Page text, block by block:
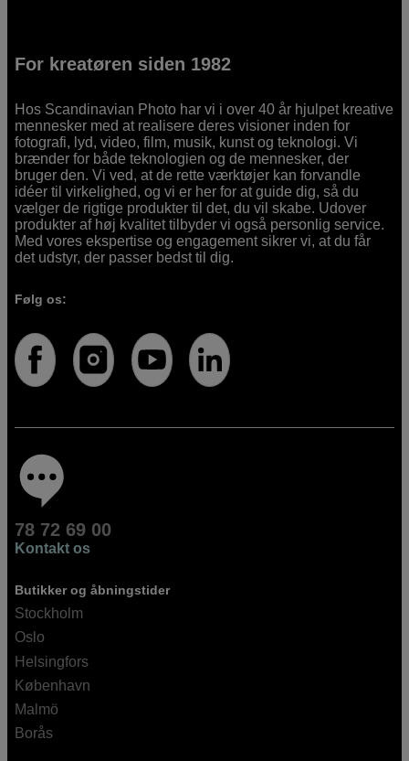
For kreatøren siden 1982
Hos Scandinavian Photo har vi i over 40 år hjulpet kreative
mennesker med at realisere deres visioner inden for
fotografi, lyd, video, film, musik, kunst og teknologi. Vi
brænder for både teknologien og de mennesker, der
bruger den. Vi ved, at de rette værktøjer kan forvandle
idéer til virkelighed, og vi er her for at guide dig, så du
vælger de rigtige produkter til det, du vil skabe. Udover
produkter af høj kvalitet tilbyder vi også personlig service.
Med vores ekspertise og engagement sikrer vi, at du får
det udstyr, der passer bedst til dig.
Følg os:
78 72 69 00
Kontakt os
Butikker og åbningstider
Stockholm
Oslo
Helsingfors
København
Malmö
Borås